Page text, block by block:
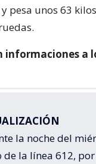
pesa unos 63
informaciones a
la noche del
de la línea 612,